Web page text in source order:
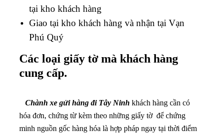
tại kho khách hàng
Giao tại kho khách hàng và nhận tại Vạn
Phú Quý
Các loại giấy tờ mà khách hàng
cung cấp.
Chành xe gửi hàng đi Tây Ninh khách hàng cần có
hóa đơn, chứng từ kèm theo những giấy tờ để chứng
minh nguồn gốc hàng hóa là hợp pháp ngay tại thời điểm